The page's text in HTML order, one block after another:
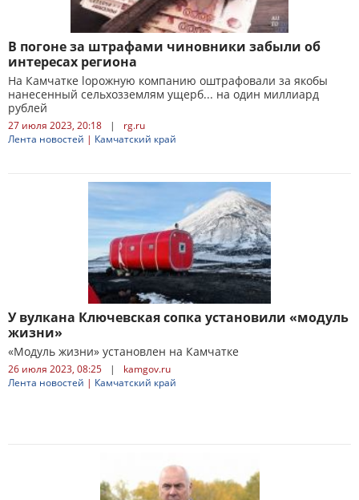
В погоне за штрафами чиновники забыли об
интересах региона
На Камчатке lорожную компанию оштрафовали за якобы
нанесенный сельхозземлям ущерб... на один миллиард
рублей
27 июля 2023, 20:18 |
rg.ru
Лента новостей | Камчатский край
У вулкана Ключевская сопка установили «модуль
жизни»
«Модуль жизни» установлен на Камчатке
26 июля 2023, 08:25 |
kamgov.ru
Лента новостей | Камчатский край